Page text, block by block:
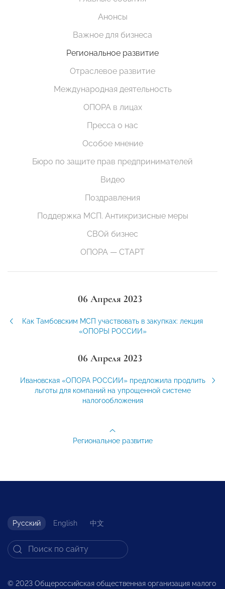
Анонсы
Важное для бизнеса
Региональное развитие
Отраслевое развитие
Международная деятельность
ОПОРА в лицах
Пресса о нас
Особое мнение
Бюро по защите прав предпринимателей
Видео
Поздравления
Поддержка МСП. Антикризисные меры
СВОй бизнес
ОПОРА — СТАРТ
06 Апреля 2023
Как Тамбовским МСП участвовать в закупках: лекция
«ОПОРЫ РОССИИ»
06 Апреля 2023
Ивановская «ОПОРА РОССИИ» предложила продлить
льготы для компаний на упрощенной системе
налогообложения
Региональное развитие
Русский English 中文
© 2023 Общероссийская общественная организация малого